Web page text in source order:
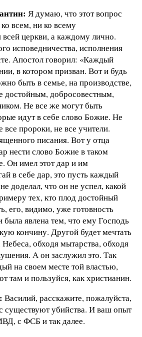
Я думаю, что этот вопрос
всем, ни ко всему
церкви, а каждому лично.
исповедничества, исполнения
Апостол говорил: «Каждый
в котором призван. Вот и будь
быть в семье, на производстве,
достойным, добросовестным,
Не все же могут быть
идут в себе слово Божие. Не
все пророки, не все учители.
писания. Вот у отца
нести слово Божие в таком
Он имел этот дар и им
в себе дар, это пусть каждый
доделал, что он не успел, какой
тех, кто плод достойный
его, видимо, уже готовность
была явлена тем, что ему Господь
кончину. Другой будет мечтать
обходя мытарства, обходя
А он заслужил это. Так
на своем месте той властью,
там и пользуйся, как христианин.
Василий, расскажите, пожалуйста,
существуют убийства. И ваш опыт
с ФСБ и так далее.